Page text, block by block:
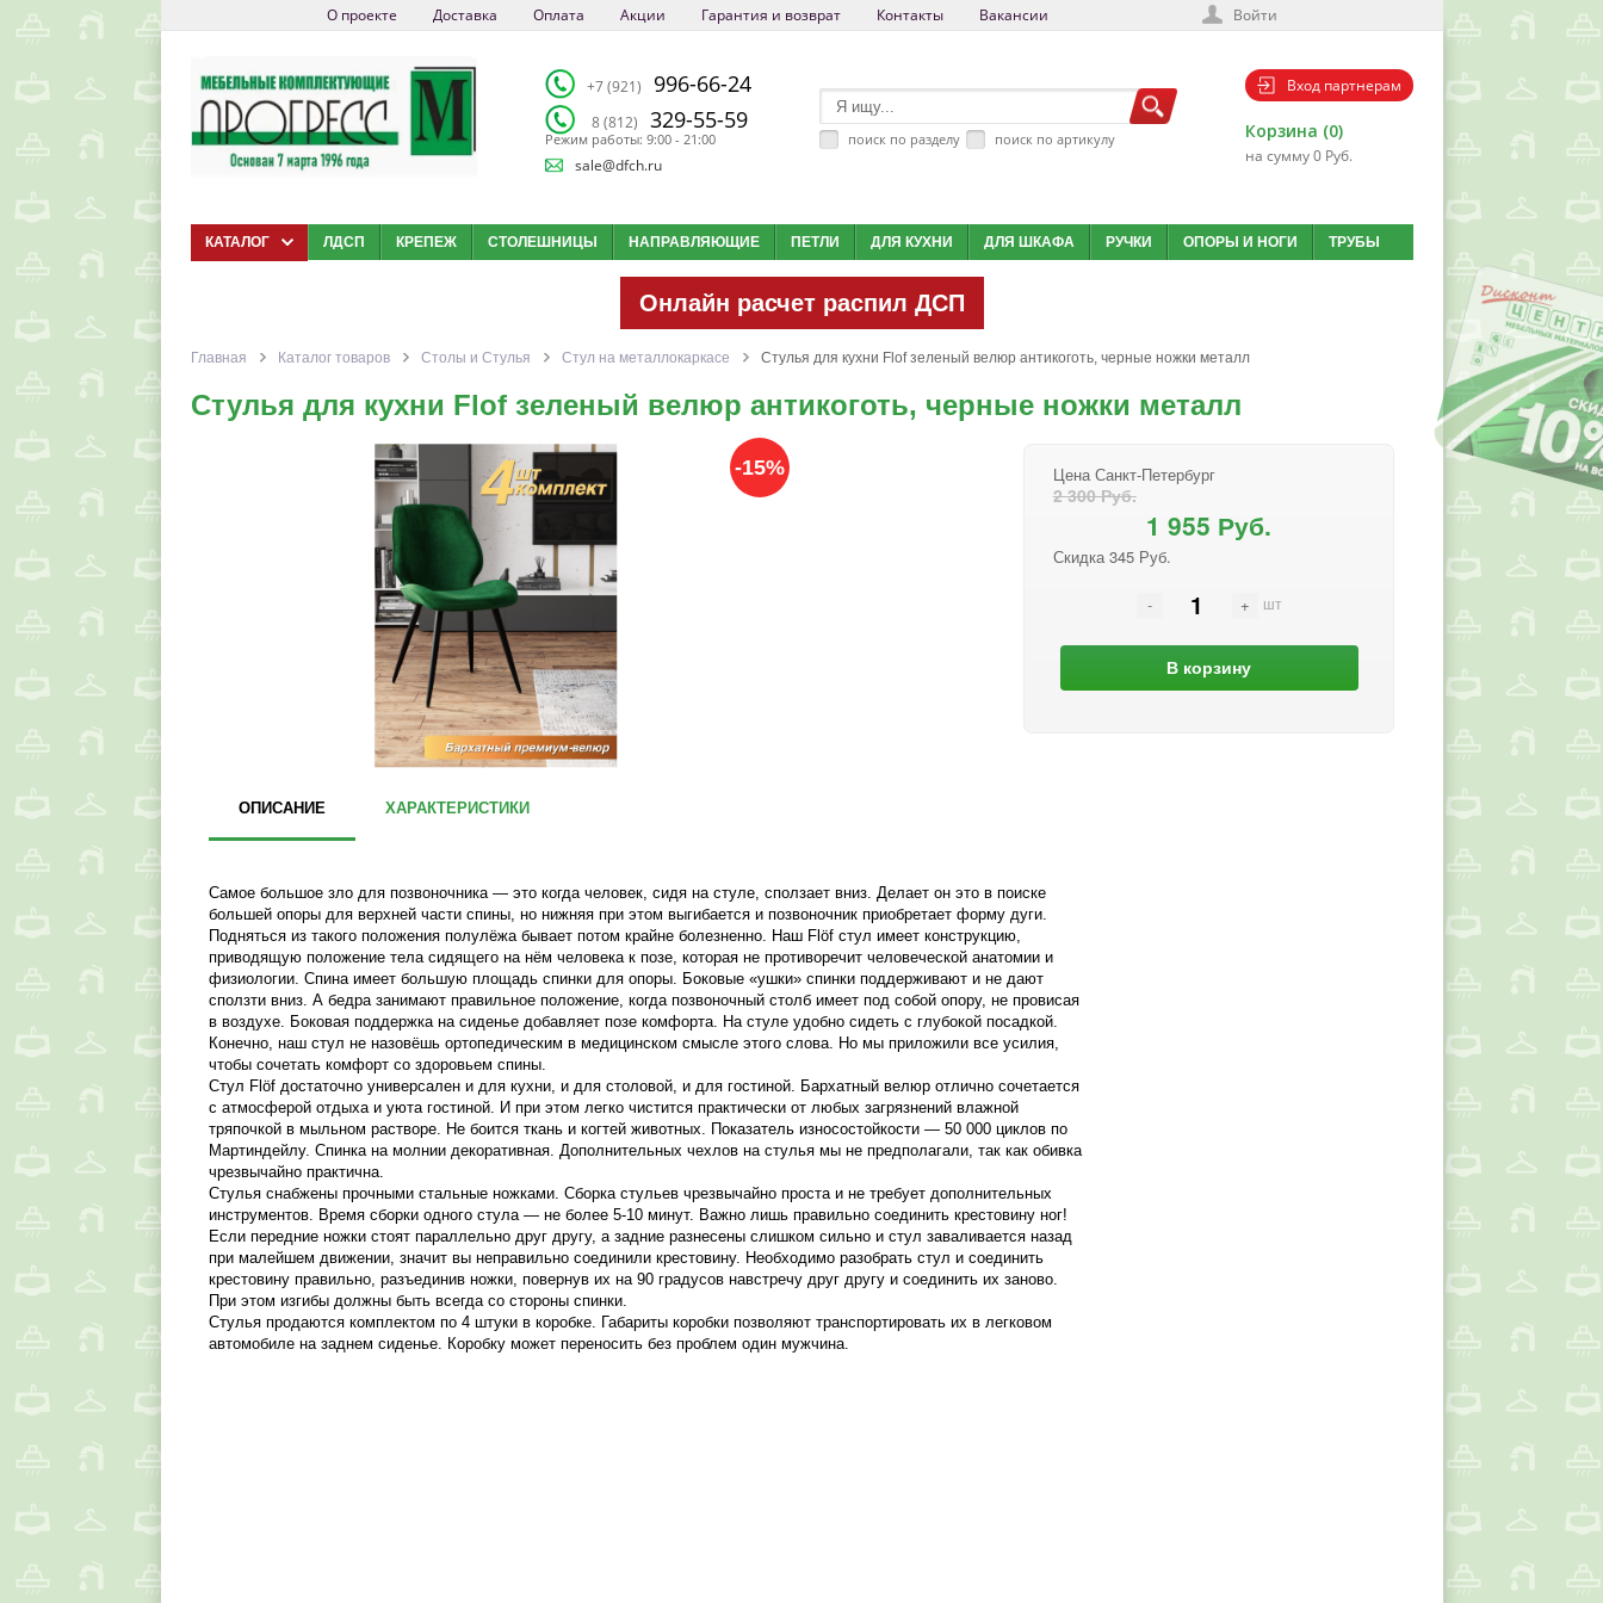
О проекте Доставка Оплата Акции Гарантия и возврат Контакты Вакансии Войти
+7 (921) 996-66-24
8 (812) 329-55-59
Режим работы: 9:00 - 21:00
sale@dfch.ru
поиск по разделу поиск по артикулу
Вход партнерам
Корзина (0)
на сумму 0 Руб.
КАТАЛОГ ЛДСП КРЕПЕЖ СТОЛЕШНИЦЫ НАПРАВЛЯЮЩИЕ ПЕТЛИ ДЛЯ КУХНИ ДЛЯ ШКАФА РУЧКИ ОПОРЫ И НОГИ ТРУБЫ
Онлайн расчет распил ДСП
Главная Каталог товаров Столы и Стулья Cтул на металлокаркасе Стулья для кухни Flof зеленый велюр антикоготь, черные ножки металл
Стулья для кухни Flof зеленый велюр антикоготь, черные ножки металл
-15% Цена Санкт-Петербург
2 300 Руб.
1 955 Руб.
Скидка 345 Руб.
шт
В корзину
ОПИСАНИЕ ХАРАКТЕРИСТИКИ
Самое большое зло для позвоночника — это когда человек, сидя на стуле, сползает вниз. Делает он это в поиске
большей опоры для верхней части спины, но нижняя при этом выгибается и позвоночник приобретает форму дуги.
Подняться из такого положения полулёжа бывает потом крайне болезненно. Наш Flöf стул имеет конструкцию,
приводящую положение тела сидящего на нём человека к позе, которая не противоречит человеческой анатомии и
физиологии. Спина имеет большую площадь спинки для опоры. Боковые «ушки» спинки поддерживают и не дают
сползти вниз. А бедра занимают правильное положение, когда позвоночный столб имеет под собой опору, не провисая
в воздухе. Боковая поддержка на сиденье добавляет позе комфорта. На стуле удобно сидеть с глубокой посадкой.
Конечно, наш стул не назовёшь ортопедическим в медицинском смысле этого слова. Но мы приложили все усилия,
чтобы сочетать комфорт со здоровьем спины.
Стул Flöf достаточно универсален и для кухни, и для столовой, и для гостиной. Бархатный велюр отлично сочетается
с атмосферой отдыха и уюта гостиной. И при этом легко чистится практически от любых загрязнений влажной
тряпочкой в мыльном растворе. Не боится ткань и когтей животных. Показатель износостойкости — 50 000 циклов по
Мартиндейлу. Спинка на молнии декоративная. Дополнительных чехлов на стулья мы не предполагали, так как обивка
чрезвычайно практична.
Стулья снабжены прочными стальные ножками. Сборка стульев чрезвычайно проста и не требует дополнительных
инструментов. Время сборки одного стула — не более 5-10 минут. Важно лишь правильно соединить крестовину ног!
Если передние ножки стоят параллельно друг другу, а задние разнесены слишком сильно и стул заваливается назад
при малейшем движении, значит вы неправильно соединили крестовину. Необходимо разобрать стул и соединить
крестовину правильно, разъединив ножки, повернув их на 90 градусов навстречу друг другу и соединить их заново.
При этом изгибы должны быть всегда со стороны спинки.
Стулья продаются комплектом по 4 штуки в коробке. Габариты коробки позволяют транспортировать их в легковом
автомобиле на заднем сиденье. Коробку может переносить без проблем один мужчина.